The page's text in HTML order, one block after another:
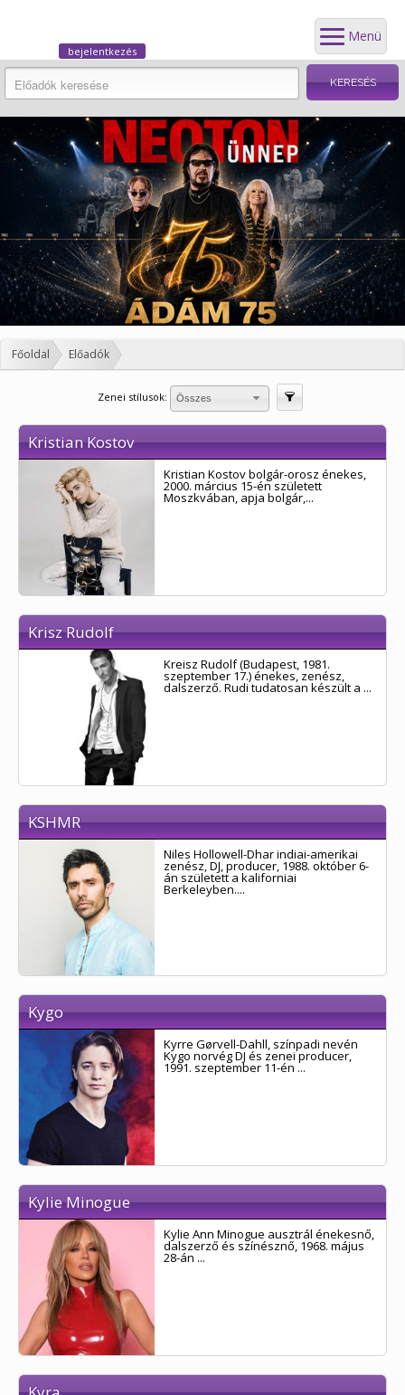
Menü
bejelentkezés
Főoldal Előadók
Zenei stílusok: Összes
Kristian Kostov
Kristian Kostov bolgár-orosz énekes,
2000. március 15-én született
Moszkvában, apja bolgár,...
Krisz Rudolf
Kreisz Rudolf (Budapest, 1981.
szeptember 17.) énekes, zenész,
dalszerző. Rudi tudatosan készült a ...
KSHMR
Niles Hollowell-Dhar indiai-amerikai
zenész, DJ, producer, 1988. október 6-
án született a kaliforniai
Berkeleyben....
Kygo
Kyrre Gørvell-Dahll, színpadi nevén
Kygo norvég DJ és zenei producer,
1991. szeptember 11-én ...
Kylie Minogue
Kylie Ann Minogue ausztrál énekesnő,
dalszerző és színésznő, 1968. május
28-án ...